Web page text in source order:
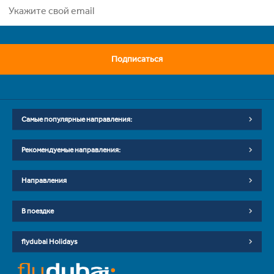
Подписаться
Самые популярные направления:
Рекомендуемые направления:
Направления
В поездке
flydubai Holidays